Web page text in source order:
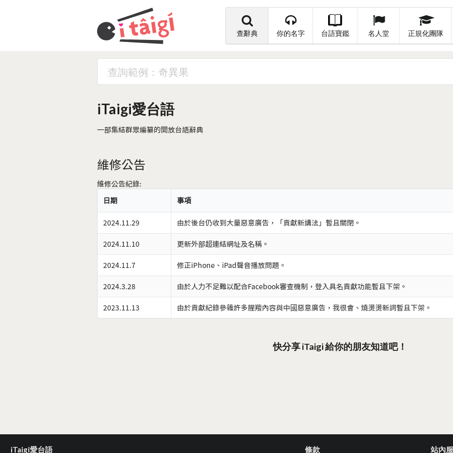
查辭典 你的名字 台語寶鑑 名人堂 正規化團隊
iTaigi愛台語
一部集結群眾編纂的開放台語辭典
維修公告
維修公告紀錄:
日期
事項
2024.11.29 由於後台仍收到大量惡意廣告，「貢獻新講法」暫且關閉。
2024.11.10 更新外部超連結網址及名稱。
2024.11.7 修正iPhone、iPad聲音播放問題。
2024.3.28 由於人力不足難以配合Facebook審查機制，登入具名貢獻功能暫且下架。
2023.11.13 由於貢獻紀錄參雜許多腥羶內容與中國惡意廣告，我很會、燒燙燙新詞暫且下架。
快分享 iTaigi 給你的朋友知道吧！
iTaigi愛台語 條款 站內